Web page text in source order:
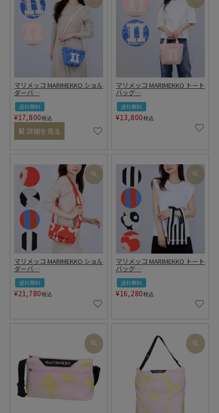
マリメッコ MARIMEKKO ショル
ダーバ…
送料無料
¥17,800税込
詳細を見る
マリメッコ MARIMEKKO トート
バッグ…
送料無料
¥13,800税込
マリメッコ MARIMEKKO ショル
ダーバ…
送料無料
¥21,780税込
マリメッコ MARIMEKKO トート
バッグ…
送料無料
¥16,280税込